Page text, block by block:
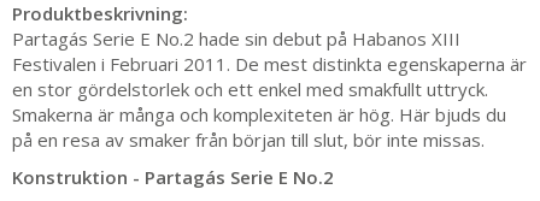
Produktbeskrivning:
Partagás Serie E No.2 hade sin debut på Habanos XIII
Festivalen i Februari 2011. De mest distinkta egenskaperna är
en stor gördelstorlek och ett enkel med smakfullt uttryck.
Smakerna är många och komplexiteten är hög. Här bjuds du
på en resa av smaker från början till slut, bör inte missas.
Konstruktion - Partagás Serie E No.2